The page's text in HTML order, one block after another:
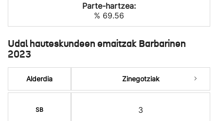
Parte-hartzea:
% 69.56
Udal hauteskundeen emaitzak Barbarinen
2023
Alderdia
SB
Zinegotziak
3